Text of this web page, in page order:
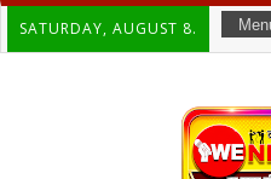
SATURDAY, AUGUST 8.